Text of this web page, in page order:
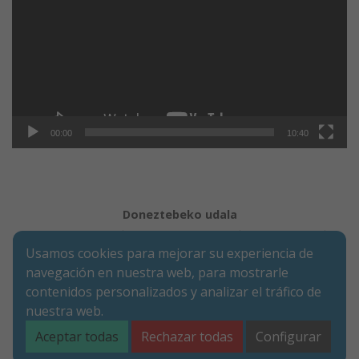
00:00 10:40
Doneztebeko udala
Aviso de privacidad
Calle Mercaderes 9 | C.P.: 31740 | Doneztebe/Santesteban
(NAVARRA)
Tel. 948 45 00 17 | Fax. 948 45 09 39
santesteban@doneztebe.es
Usamos cookies para mejorar su experiencia de
navegación en nuestra web, para mostrarle
contenidos personalizados y analizar el tráfico de
nuestra web.
Aceptar todas
Rechazar todas Configurar